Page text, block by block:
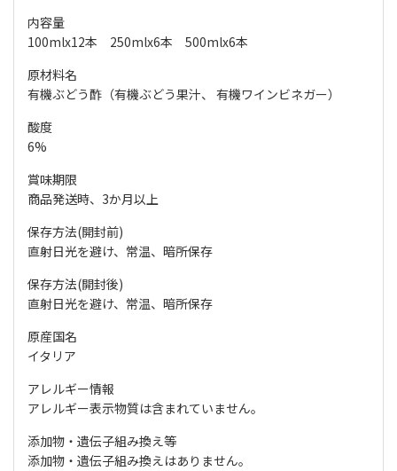
内容量
100mlx12本 250mlx6本 500mlx6本
原材料名
有機ぶどう酢（有機ぶどう果汁、 有機ワインビネガー）
酸度
6%
賞味期限
商品発送時、3か月以上
保存方法(開封前)
直射日光を避け、常温、暗所保存
保存方法(開封後)
直射日光を避け、常温、暗所保存
原産国名
イタリア
アレルギー情報
アレルギー表示物質は含まれていません。
添加物・遺伝子組み換え等
添加物・遺伝子組み換えはありません。